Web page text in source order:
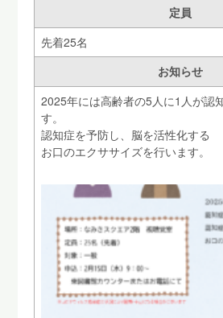
定員
先着25名
お知らせ
2025年には高齢者の5人に1人が認
す。
認知症を予防し、脳を活性化する
お口のエクササイズを行います。